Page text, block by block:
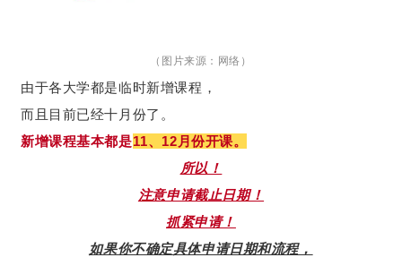
（图片来源：网络）
由于各大学都是临时新增课程，
而且目前已经十月份了。
新增课程基本都是11、12月份开课。
所以！
注意申请截止日期！
抓紧申请！
如果你不确定具体申请日期和流程，